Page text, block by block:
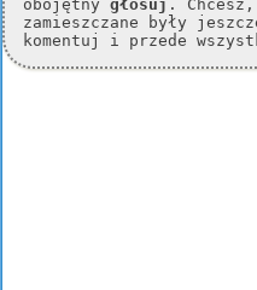
obojętny głosuj .
zamieszczane były
komentuj i przede